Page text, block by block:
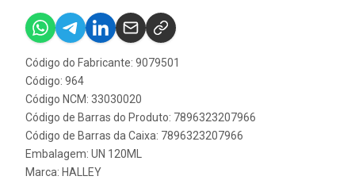
Código do Fabricante: 9079501
Código: 964
Código NCM: 33030020
Código de Barras do Produto: 7896323207966
Código de Barras da Caixa: 7896323207966
Embalagem: UN 120ML
Marca: HALLEY